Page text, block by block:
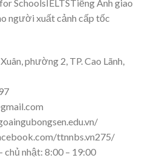
SchoolsIELTSTiếng Anh giao
người xuất cảnh cấp tốc
phường 2, TP. Cao Lãnh,
ttnnbs.vn275/
chủ nhật: 8:00 – 19:00